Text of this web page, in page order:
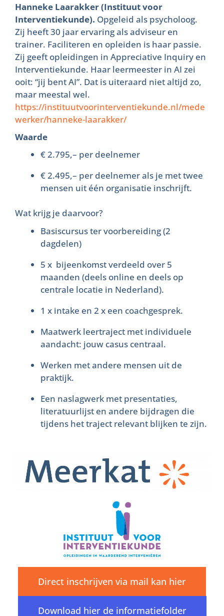
Hanneke Laarakker (Instituut voor
Interventiekunde). Opgeleid als psycholoog.
Zij heeft 30 jaar ervaring als adviseur en
trainer. Faciliteren en opleiden is haar passie.
Zij geeft opleidingen in Appreciative Inquiry en
Interventiekunde. Haar leermeester in AI zei
ooit: “jij bent AI”. Dat is uiteraard niet altijd zo,
maar meestal wel.
https://instituutvoorinterventiekunde.nl/mede
werker/hanneke-laarakker/
Waarde
€ 2.795,– per deelnemer
€ 2.495,– per deelnemer als je met twee
mensen uit één organisatie inschrijft.
Wat krijg je daarvoor?
Basiscursus ter voorbereiding (2
dagdelen)
5 x bijeenkomst verdeeld over 5
maanden (deels online en deels op
centrale locatie in Nederland).
1 x intake en 2 x een coachgesprek.
Maatwerk leertraject met individuele
aandacht: jouw casus centraal.
Werken met andere mensen uit de
praktijk.
Een naslagwerk met presentaties,
literatuurlijst en andere bijdragen die
tijdens het traject relevant blijken te zijn.
Direct inschrijven via mail kan hier
Download hier de informatiefolder